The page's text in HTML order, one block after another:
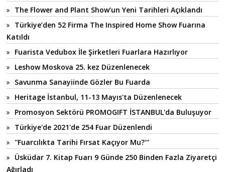
The Flower and Plant Show’un Yeni Tarihleri Açıklandı
Türkiye’den 52 Firma The Inspired Home Show Fuarına
Katıldı
Fuarista Vedubox İle Şirketleri Fuarlara Hazırlıyor
Leshow Moskova 25. kez Düzenlenecek
Savunma Sanayiinde Gözler Bu Fuarda
Heritage İstanbul, 11-13 Mayıs'ta Düzenlenecek
Promosyon Sektörü PROMOGIFT İSTANBUL'da Buluşuyor
Türkiye'de 2021'de 254 Fuar Düzenlendi
''Fuarcılıkta Tarihi Fırsat Kaçıyor Mu?'''
Üsküdar 7. Kitap Fuarı 9 Günde 250 Binden Fazla Ziyaretçi
Ağırladı